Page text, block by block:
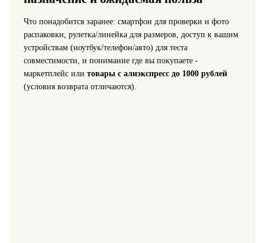
Что понадобится заранее: смартфон для проверки и фото
распаковки, рулетка/линейка для размеров, доступ к вашим
устройствам (ноутбук/телефон/авто) для теста
совместимости, и понимание где вы покупаете -
маркетплейс или товары с алиэкспресс до 1000 рублей
(условия возврата отличаются).